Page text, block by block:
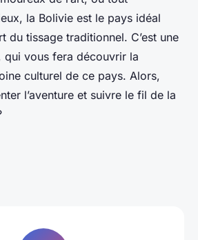
la Bolivie est le pays idéal
du tissage traditionnel. C’est une
qui vous fera découvrir la
culturel de ce pays. Alors,
l’aventure et suivre le fil de la